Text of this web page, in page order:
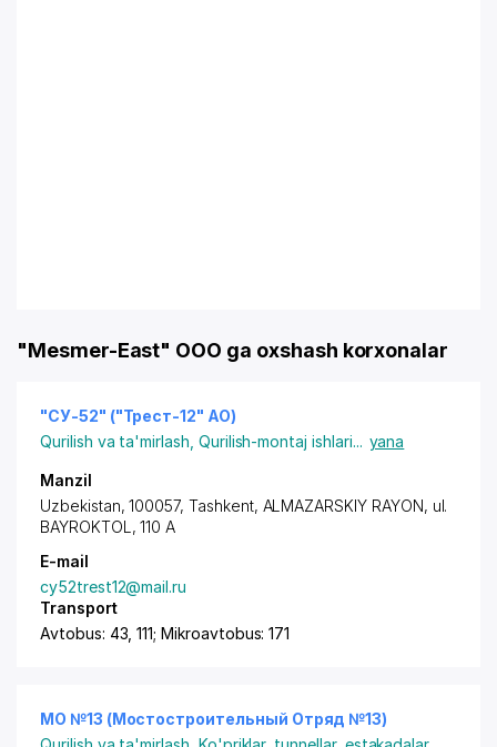
"Mesmer-East" OOO ga oxshash korxonalar
"СУ-52" ("Трест-12" АО)
Qurilish va ta'mirlash Qurilish-montaj ishlari... yana
Manzil
Uzbekistan, 100057, Tashkent, ALMAZARSKIY RAYON, ul.
BAYROKTOL, 110 A
E-mail
cy52trest12@mail.ru
Transport
Avtobus: 43, 111; Mikroavtobus: 171
МО №13 (Мостостроительный Отряд №13)